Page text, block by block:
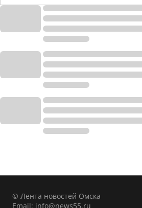
© Лента новостей Омска
Email: info@news55.ru